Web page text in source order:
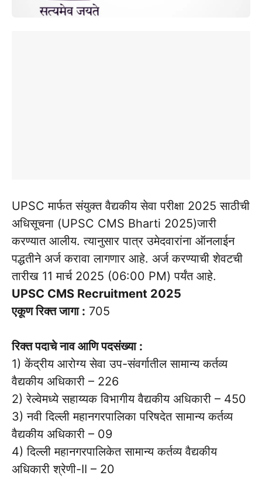
UPSC मार्फत संयुक्त वैद्यकीय सेवा परीक्षा 2025 साठीची
अधिसूचना (UPSC CMS Bharti 2025)जारी
करण्यात आलीय. त्यानुसार पात्र उमेदवारांना ऑनलाईन
पद्धतीने अर्ज करावा लागणार आहे. अर्ज करण्याची शेवटची
तारीख 11 मार्च 2025 (06:00 PM) पर्यंत आहे.
UPSC CMS Recruitment 2025
एकूण रिक्त जागा : 705
रिक्त पदाचे नाव आणि पदसंख्या :
1) केंद्रीय आरोग्य सेवा उप-संवर्गातील सामान्य कर्तव्य
वैद्यकीय अधिकारी – 226
2) रेल्वेमध्ये सहाय्यक विभागीय वैद्यकीय अधिकारी – 450
3) नवी दिल्ली महानगरपालिका परिषदेत सामान्य कर्तव्य
वैद्यकीय अधिकारी – 09
4) दिल्ली महानगरपालिकेत सामान्य कर्तव्य वैद्यकीय
अधिकारी श्रेणी-II – 20